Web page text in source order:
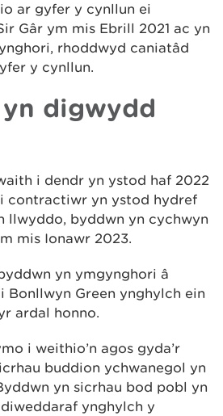
ar gyfer y cynllun ei
Gâr ym mis Ebrill 2021 ac yn
rhoddwyd caniatâd
y cynllun.
digwydd
i dendr yn ystod haf 2022
contractiwr yn ystod hydref
llwyddo, byddwn yn cychwyn
mis Ionawr 2023.
yn ymgynghori â
Bonllwyn Green ynghylch ein
ardal honno.
i weithio’n agos gyda’r
buddion ychwanegol yn
yn sicrhau bod pobl yn
ynghylch y